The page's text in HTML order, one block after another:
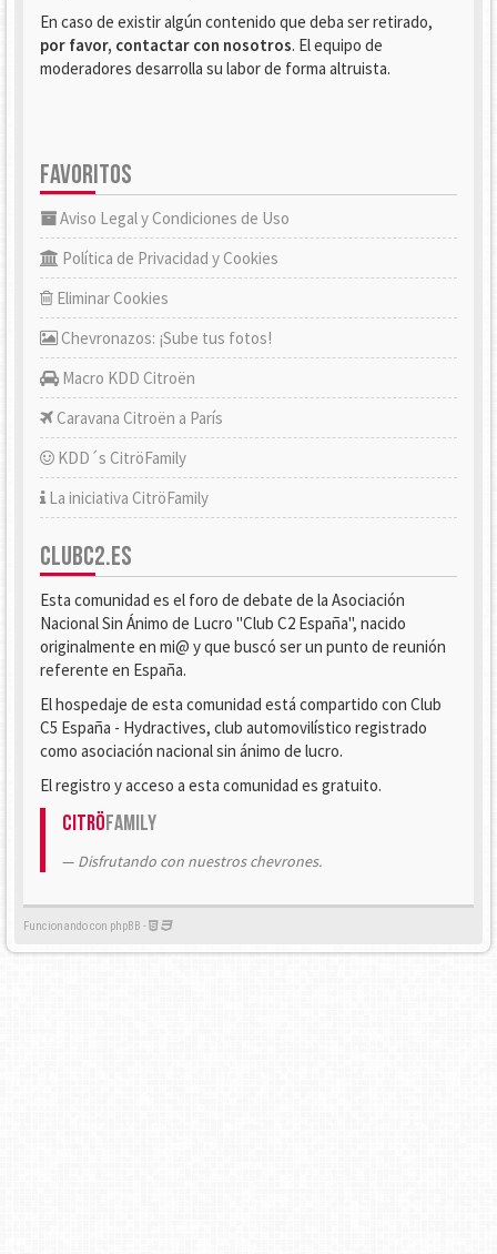
En caso de existir algún contenido que deba ser retirado,
por favor, contactar con nosotros. El equipo de
moderadores desarrolla su labor de forma altruista.
FAVORITOS
Aviso Legal y Condiciones de Uso
Política de Privacidad y Cookies
Eliminar Cookies
Chevronazos: ¡Sube tus fotos!
Macro KDD Citroën
Caravana Citroën a París
KDD´s CitröFamily
La iniciativa CitröFamily
CLUBC2.ES
Esta comunidad es el foro de debate de la Asociación
Nacional Sin Ánimo de Lucro "Club C2 España", nacido
originalmente en mi@ y que buscó ser un punto de reunión
referente en España.
El hospedaje de esta comunidad está compartido con Club
C5 España - Hydractives, club automovilístico registrado
como asociación nacional sin ánimo de lucro.
El registro y acceso a esta comunidad es gratuito.
CitröFamily
Disfrutando con nuestros chevrones.
Funcionando con phpBB -